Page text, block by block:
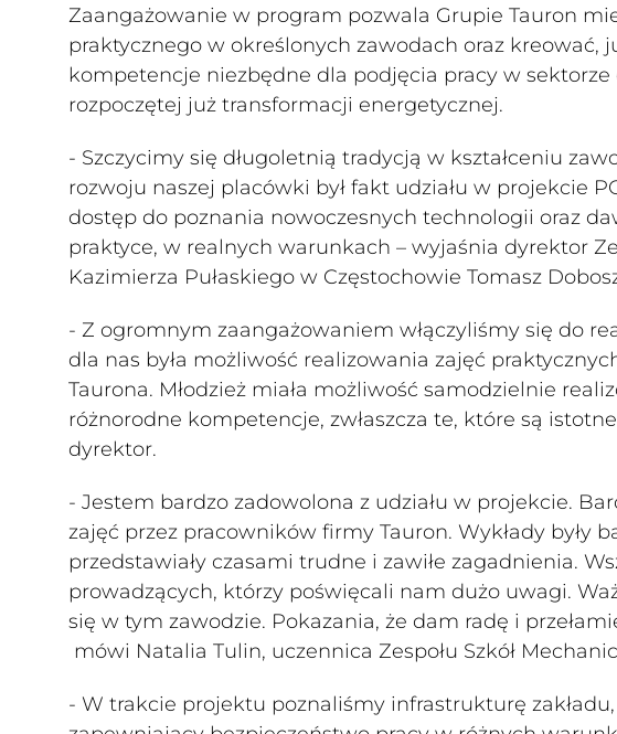
Zaangażowanie w program pozwala Grupie Tauron
praktycznego w określonych zawodach oraz kreować,
kompetencje niezbędne dla podjęcia pracy w
rozpoczętej już transformacji energetycznej.
- Szczycimy się długoletnią tradycją w kształceniu
rozwoju naszej placówki był fakt udziału w projekcie
dostęp do poznania nowoczesnych technologii oraz
praktyce, w realnych warunkach – wyjaśnia dyrektor
Kazimierza Pułaskiego w Częstochowie Tomasz
- Z ogromnym zaangażowaniem włączyliśmy się do
dla nas była możliwość realizowania zajęć
Taurona. Młodzież miała możliwość samodzielnie
różnorodne kompetencje, zwłaszcza te, które są
dyrektor.
- Jestem bardzo zadowolona z udziału w projekcie.
zajęć przez pracowników firmy Tauron. Wykłady były
przedstawiały czasami trudne i zawiłe zagadnienia.
prowadzących, którzy poświęcali nam dużo uwagi.
się w tym zawodzie. Pokazania, że dam radę i
mówi Natalia Tulin, uczennica Zespołu Szkół
- W trakcie projektu poznaliśmy infrastrukturę